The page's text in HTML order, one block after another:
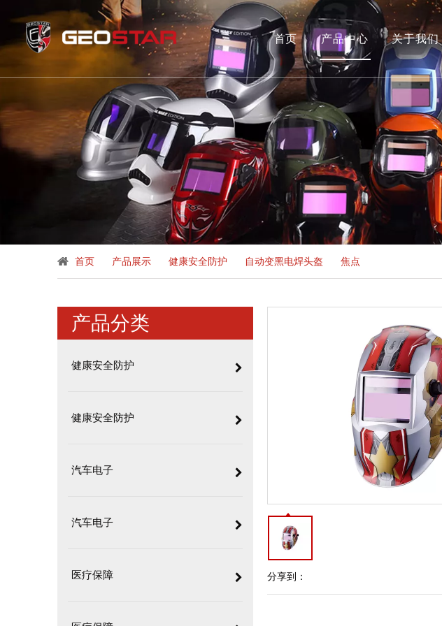
首页 产品中心 关于我们
荣誉
首页 产品展示 健康安全防护 自动变黑电焊头盔 焦点
产品分类
健康安全防护
健康安全防护
汽车电子
汽车电子
医疗保障 分享到：